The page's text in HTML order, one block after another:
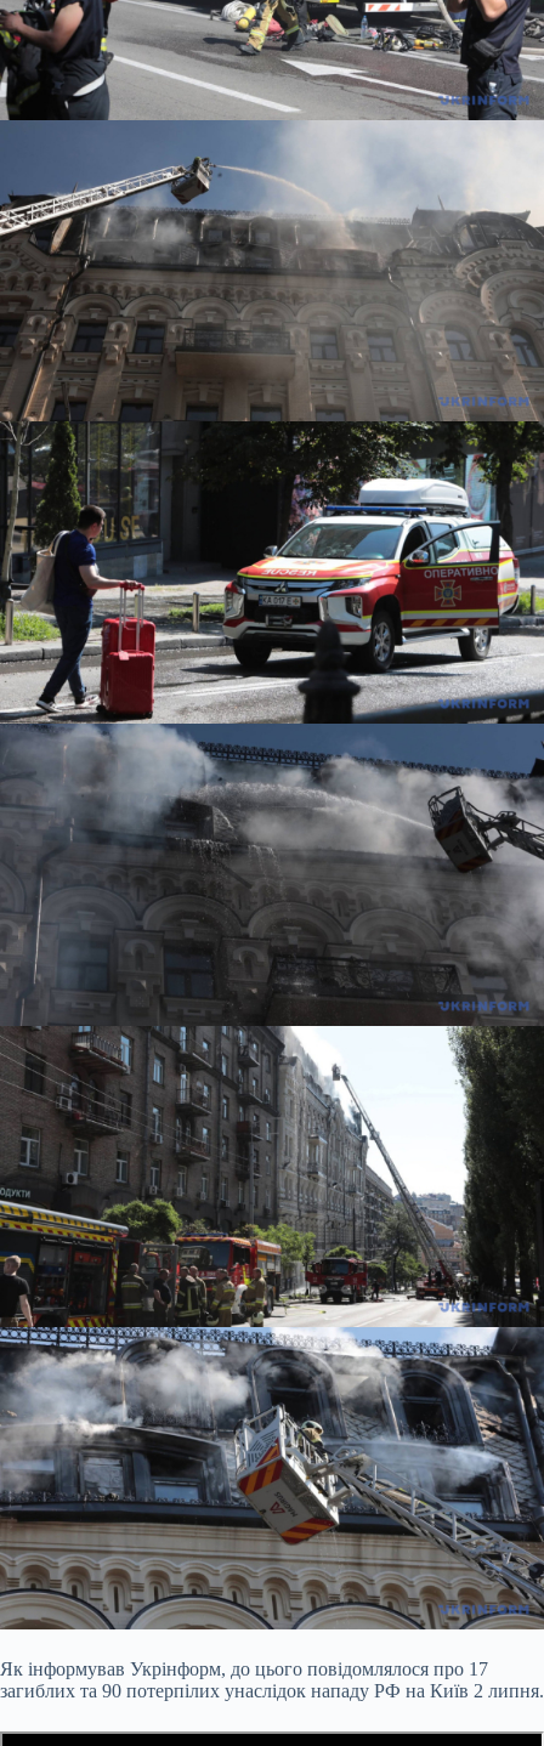
Як інформував Укрінформ, до цього повідомлялося про 17
загиблих та 90 потерпілих унаслідок нападу РФ на Київ 2 липня.